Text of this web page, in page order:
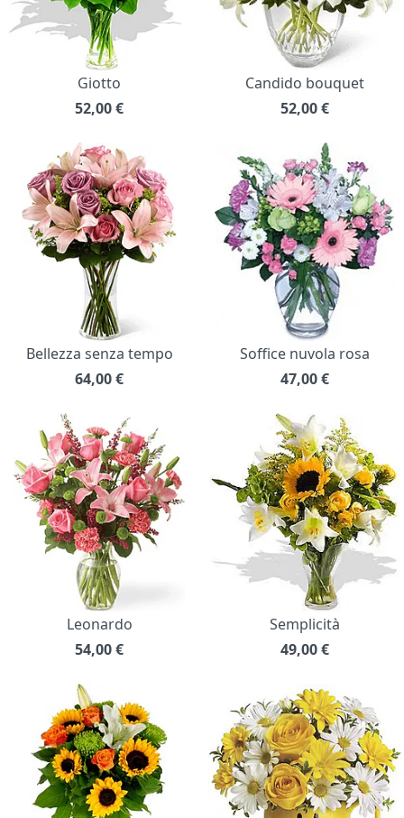
Giotto
52,00€
Candido bouquet
52,00€
Bellezza senza tempo
64,00€
Soffice nuvola rosa
47,00€
Leonardo
54,00€
Semplicità
49,00€